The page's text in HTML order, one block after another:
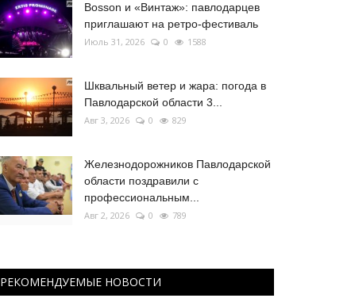
Bosson и «Винтаж»: павлодарцев
приглашают на ретро-фестиваль
Июль 31, 2026 0 1588
Шквальный ветер и жара: погода в
Павлодарской области 3...
Авг 3, 2026 0 829
Железнодорожников Павлодарской
области поздравили с
профессиональным...
Авг 2, 2026 0 789
РЕКОМЕНДУЕМЫЕ НОВОСТИ